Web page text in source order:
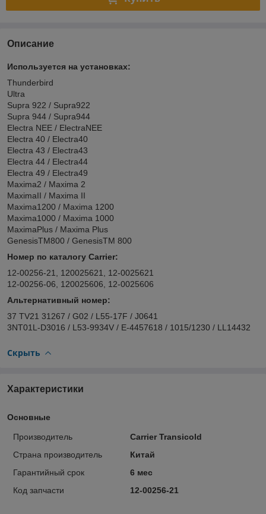
Описание
Используется на установках:
Thunderbird
Ultra
Supra 922 / Supra922
Supra 944 / Supra944
Electra NEE / ElectraNEE
Electra 40 / Electra40
Electra 43 / Electra43
Electra 44 / Electra44
Electra 49 / Electra49
Maxima2 / Maxima 2
MaximaII / Maxima II
Maxima1200 / Maxima 1200
Maxima1000 / Maxima 1000
MaximaPlus / Maxima Plus
GenesisTM800 / GenesisTM 800
Номер по каталогу Carrier:
12-00256-21, 120025621, 12-0025621
12-00256-06, 120025606, 12-0025606
Альтернативный номер:
37 TV21 31267 / G02 / L55-17F / J0641
3NT01L-D3016 / L53-9934V / E-4457618 / 1015/1230 / LL14432
Скрыть
Характеристики
Основные
Производитель
Carrier Transicold
Страна производитель
Китай
Гарантийный срок
6 мес
Код запчасти
12-00256-21